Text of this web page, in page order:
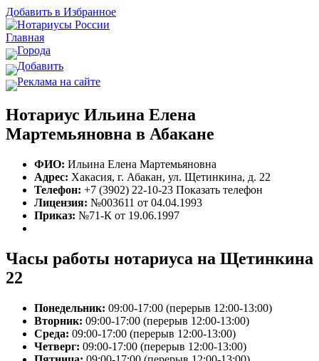
Добавить в Избранное
Главная
Города
Добавить
Реклама на сайте
Нотариус Ильина Елена
Мартемьяновна в Абакане
ФИО: Ильина Елена Мартемьяновна
Адрес: Хакасия, г. Абакан, ул. Щетинкина, д. 22
Телефон: +7 (3902) 22-10-23 Показать телефон
Лицензия: №003611 от 04.04.1993
Приказ: №71-К от 19.06.1997
Часы работы нотариуса на Щетинкина
22
Понедельник: 09:00-17:00 (перерыв 12:00-13:00)
Вторник: 09:00-17:00 (перерыв 12:00-13:00)
Среда: 09:00-17:00 (перерыв 12:00-13:00)
Четверг: 09:00-17:00 (перерыв 12:00-13:00)